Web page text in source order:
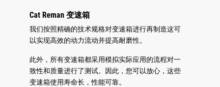
Cat Reman 变速箱
我们按照精确的技术规格对变速箱进行再制造这可
以实现高效的动力流动并提高耐磨性。
此外，所有变速箱都采用模拟实际应用的流程对一
致性和质量进行了测试。因此，您可以放心，这些
变速箱使用寿命长，性能可靠。